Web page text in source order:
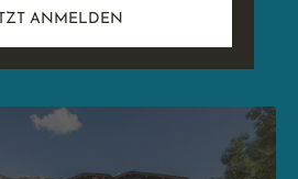
ANMELDEN